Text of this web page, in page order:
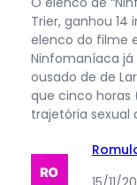
Trier, ganhou
elenco do filme
Ninfomaníaca já
ousado de de
que cinco horas
trajetória sexual